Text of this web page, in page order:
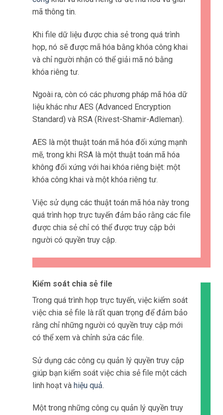
mã thông tin.
Khi file dữ liệu được chia sẻ trong quá trình
họp, nó sẽ được mã hóa bằng khóa công khai
và chỉ người nhận có thể giải mã nó bằng
khóa riêng tư.
Ngoài ra, còn có các phương pháp mã hóa dữ
liệu khác như AES (Advanced Encryption
Standard) và RSA (Rivest-Shamir-Adleman).
AES là một thuật toán mã hóa đối xứng mạnh
mẽ, trong khi RSA là một thuật toán mã hóa
không đối xứng với hai khóa riêng biệt: một
khóa công khai và một khóa riêng tư.
Việc sử dụng các thuật toán mã hóa này trong
quá trình họp trực tuyến đảm bảo rằng các file
được chia sẻ chỉ có thể được truy cập bởi
người có quyền truy cập.
Kiểm soát chia sẻ file
Trong quá trình họp trực tuyến, việc kiểm soát
việc chia sẻ file là rất quan trọng để đảm bảo
rằng chỉ những người có quyền truy cập mới
có thể xem và chỉnh sửa các file.
Sử dụng các công cụ quản lý quyền truy cập
giúp bạn kiểm soát việc chia sẻ file một cách
linh hoạt và hiệu quả.
Một trong những công cụ quản lý quyền truy